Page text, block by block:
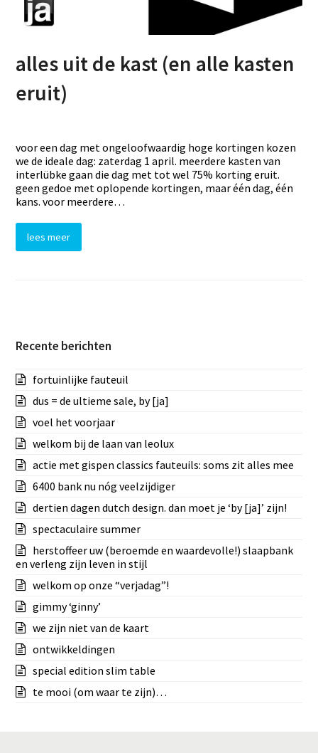
alles uit de kast (en alle kasten
eruit)
voor een dag met ongeloofwaardig hoge kortingen kozen
we de ideale dag: zaterdag 1 april. meerdere kasten van
interlübke gaan die dag met tot wel 75% korting eruit.
geen gedoe met oplopende kortingen, maar één dag, één
kans. voor meerdere…
lees meer
Recente berichten
fortuinlijke fauteuil
dus = de ultieme sale, by [ja]
voel het voorjaar
welkom bij de laan van leolux
actie met gispen classics fauteuils: soms zit alles mee
6400 bank nu nóg veelzijdiger
dertien dagen dutch design. dan moet je ‘by [ja]’ zijn!
spectaculaire summer
herstoffeer uw (beroemde en waardevolle!) slaapbank
en verleng zijn leven in stijl
welkom op onze “verjadag”!
gimmy ‘ginny’
we zijn niet van de kaart
ontwikkeldingen
special edition slim table
te mooi (om waar te zijn)…